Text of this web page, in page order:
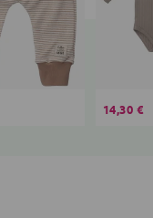
14,30 €